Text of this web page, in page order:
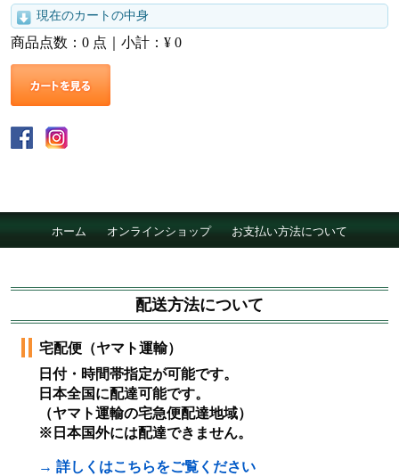
現在のカートの中身
商品点数： 0 点｜小計：¥ 0
ホーム オンラインショップ お支払い方法について
配送方法について
宅配便（ヤマト運輸）
日付・時間帯指定が可能です。
日本全国に配達可能です。
（ヤマト運輸の宅急便配達地域）
※日本国外には配達できません。
→ 詳しくはこちらをご覧ください